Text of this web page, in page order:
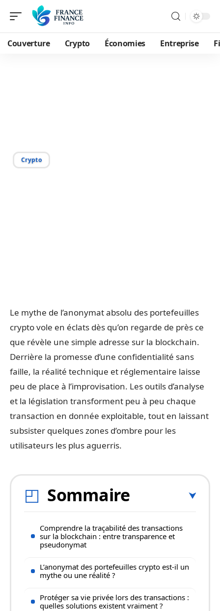
Couverture Crypto Économies Entreprise
Crypto
Le mythe de l’anonymat absolu des portefeuilles
crypto vole en éclats dès qu’on regarde de près ce
que révèle une simple adresse sur la blockchain.
Derrière la promesse d’une confidentialité sans
faille, la réalité technique et réglementaire laisse
peu de place à l’improvisation. Les outils d’analyse
et la législation transforment peu à peu chaque
transaction en donnée exploitable, tout en laissant
subsister quelques zones d’ombre pour les
utilisateurs les plus aguerris.
Sommaire
Comprendre la traçabilité des transactions
sur la blockchain : entre transparence et
pseudonymat
L’anonymat des portefeuilles crypto est-il un
mythe ou une réalité ?
Protéger sa vie privée lors des transactions :
quelles solutions existent vraiment ?